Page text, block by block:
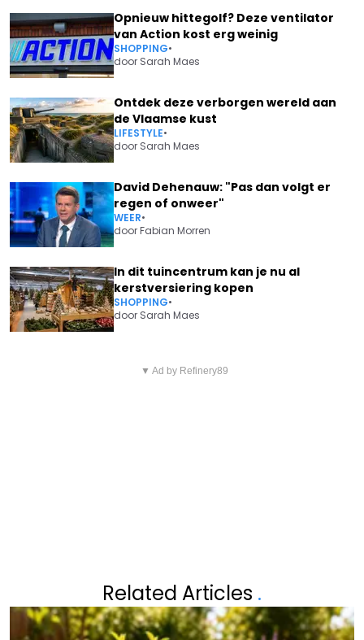
Opnieuw hittegolf? Deze ventilator
van Action kost erg weinig
SHOPPING•
door Sarah Maes
Ontdek deze verborgen wereld aan
de Vlaamse kust
LIFESTYLE•
door Sarah Maes
David Dehenauw: "Pas dan volgt er
regen of onweer"
WEER•
doorFabian Morren
In dit tuincentrum kan je nu al
kerstversiering kopen
SHOPPING•
door Sarah Maes
WAAROM STEEDS MEER
▼ Ad by Refinery89
Related Articles .